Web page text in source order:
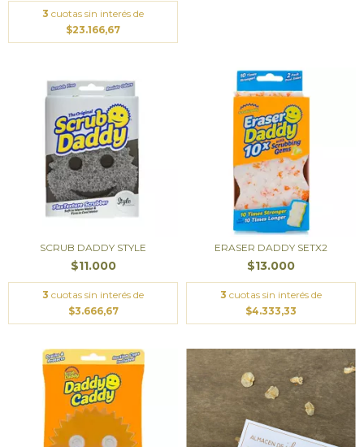
3 cuotas sin interés de
$23.166,67
SCRUB DADDY STYLE
$11.000
3 cuotas sin interés de
$3.666,67
ERASER DADDY SETX2
$13.000
3 cuotas sin interés de
$4.333,33